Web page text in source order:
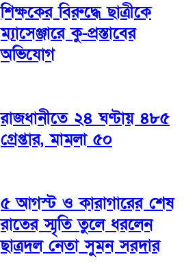
শিক্ষকের বিরুদ্ধে ছাত্রীকে
ম্যাসেঞ্জারে কু-প্রস্তাবের
অভিযোগ
রাজধানীতে ২৪ ঘণ্টায় ৪৮৫
গ্রেপ্তার, মামলা ৫০
৫ আগস্ট ও কারাগারের শেষ
রাতের স্মৃতি তুলে ধরলেন
ছাত্রদল নেতা সুমন সরদার